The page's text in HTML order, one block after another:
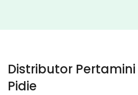
Distributor
Pidie